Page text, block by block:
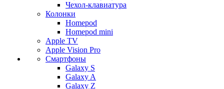
Чехол-клавиатура
Колонки
Homepod
Homepod mini
Apple TV
Apple Vision Pro
Смартфоны
Galaxy S
Galaxy A
Galaxy Z